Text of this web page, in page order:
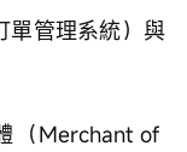
單管理系統）與
（Merchant of